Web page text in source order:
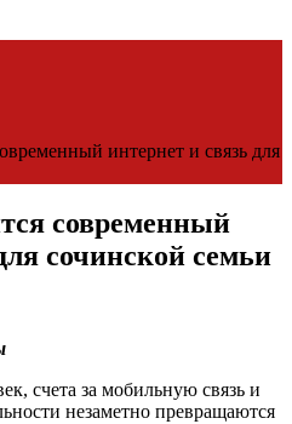
интернет и связь для
современный
сочинской семьи
счета за мобильную связь и
незаметно превращаются